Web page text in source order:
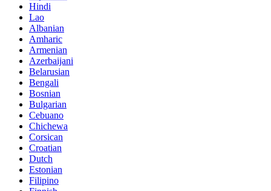
Hindi
Lao
Albanian
Amharic
Armenian
Azerbaijani
Belarusian
Bengali
Bosnian
Bulgarian
Cebuano
Chichewa
Corsican
Croatian
Dutch
Estonian
Filipino